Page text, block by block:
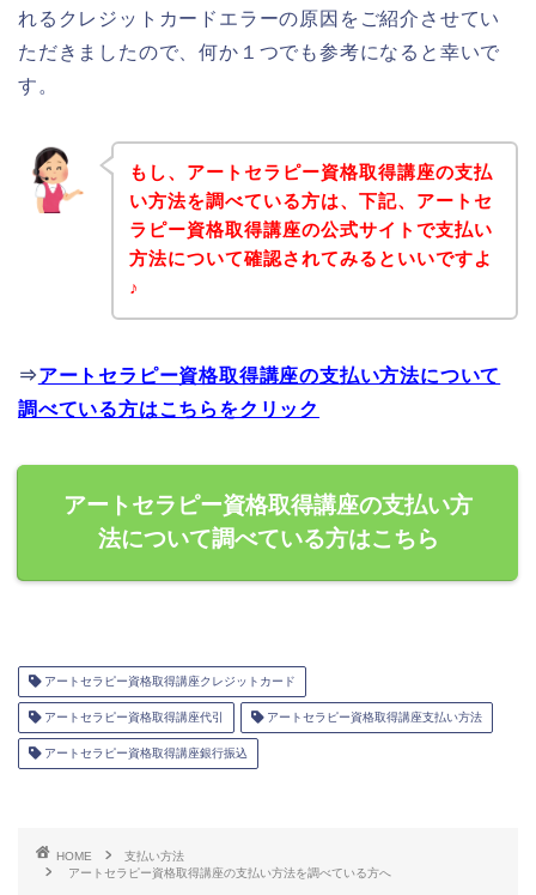
れるクレジットカードエラーの原因をご紹介させてい
ただきましたので、何か１つでも参考になると幸いで
す。
もし、アートセラピー資格取得講座の支払
い方法を調べている方は、下記、アートセ
ラピー資格取得講座の公式サイトで支払い
方法について確認されてみるといいですよ
♪
⇒アートセラピー資格取得講座の支払い方法について
調べている方はこちらをクリック
アートセラピー資格取得講座の支払い方
法について調べている方はこちら
アートセラピー資格取得講座クレジットカード
アートセラピー資格取得講座代引 アートセラピー資格取得講座支払い方法
アートセラピー資格取得講座銀行振込
HOME
支払い方法
アートセラピー資格取得講座の支払い方法を調べている方へ